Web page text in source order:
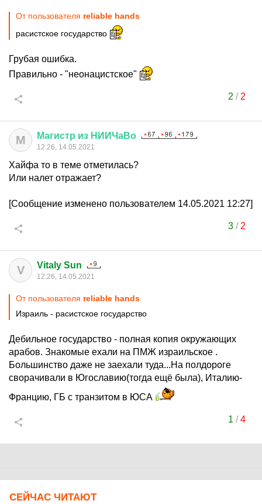
От пользователя reliable hands
расистское государство
Грубая ошибка.
Правильно - "неонацистское"
2 / 2
М Магистр из НИИЧаВо
12:26, 14.05.2021
Хайфа то в теме отметилась?
Или налет отражает?
[Сообщение изменено пользователем 14.05.2021 12:27]
3/ 2
V Vitaly Sun
12:26, 14.05.2021
От пользователя reliable hands
Израиль - расистское государство
Дебильное государство - полная копия окружающих
арабов. Знакомые ехали на ПМЖ израильское .
Большинство даже не заехали туда...На полдороге
сворачивали в Югославию(тогда ещё была), Италию-
Францию, ГБ с транзитом в ЮСА
1 /4
СЕЙЧАС ЧИТАЮТ